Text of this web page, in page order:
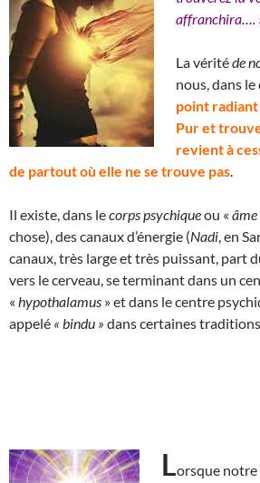
affranchira….
La véritéde
nous, dans
point radiant
Pur et
revient à
de partout où elle ne se trouve pas
Il existe, dans lecorps psychiqueou « âme
chose), des canaux d’énergie (Nadi , en
canaux, très large et très puissant, part
vers le cerveau, se terminant dans un
« hypothalamus » et dans le centre
appelé « bindu » dans certaines
Lorsque